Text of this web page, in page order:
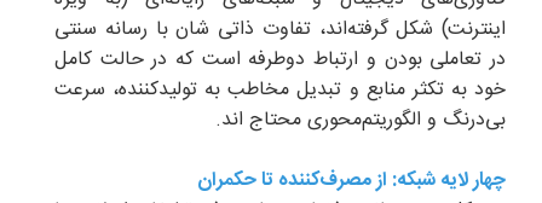
اینترنت) شکل گرفته‌اند، تفاوت ذاتی شان با رسانه سنتی
در تعاملی بودن و ارتباط دوطرفه است که در حالت کامل
خود به تکثر منابع و تبدیل مخاطب به تولیدکننده، سرعت
بی‌درنگ و الگوریتم‌محوری محتاج اند.
چهار لایه شبکه: از مصرف‌کننده تا حکمران